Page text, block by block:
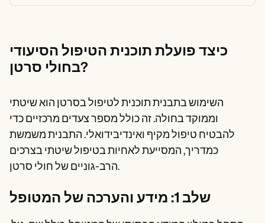
כיצד פועלת תוכנית הטיפול הסיעודי
בחולי סרטן?
השימוש בתבנית תוכנית לטיפול בסרטן הוא שיטתי
וממוקד בחולה. זה כולל מספר צעדים מרכזיים כדי
להבטיח טיפול מקיף ואינדיבידואלי. התבנית משמשת
כמדריך, המסייעת לאחיות בטיפול שיטתי בצרכים
הרב-גוניים של חולי סרטן.
שלב 1: מידע והערכה של המטופל